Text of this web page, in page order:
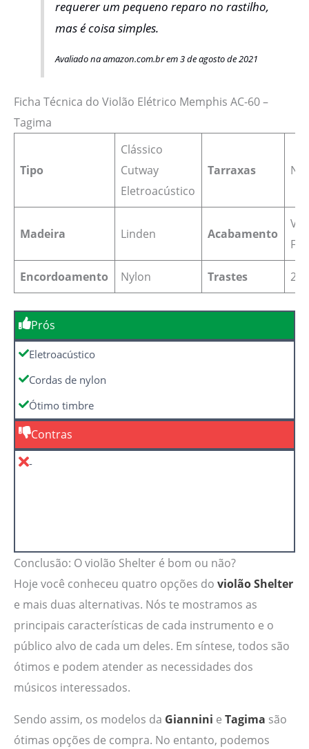
requerer um pequeno reparo no rastilho,
mas é coisa simples.
Avaliado na amazon.com.br em 3 de agosto de 2021
Ficha Técnica do Violão Elétrico Memphis AC-60 –
Tagima
Tipo
Clássico
Cutway
Eletroacústico
Tarraxas
Madeira Linden Acabamento
Encordoamento Nylon Trastes 20
Prós
Eletroacústico
Cordas de nylon
Ótimo timbre
Contras
-
Conclusão: O violão Shelter é bom ou não?
Hoje você conheceu quatro opções do violão Shelter
e mais duas alternativas. Nós te mostramos as
principais características de cada instrumento e o
público alvo de cada um deles. Em síntese, todos são
ótimos e podem atender as necessidades dos
músicos interessados.
Sendo assim, os modelos da Giannini e Tagima são
ótimas opções de compra. No entanto, podemos